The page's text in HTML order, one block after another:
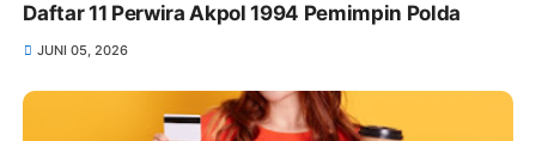
Daftar 11 Perwira Akpol 1994 Pemimpin Polda
JUNI 05, 2026